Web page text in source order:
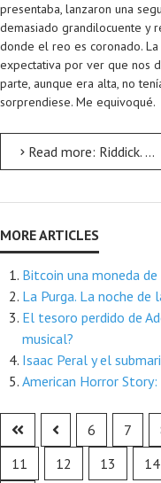
presentaba, lanzaron una
demasiado grandilocuente y
donde el reo es coronado.
expectativa por ver que nos
parte, aunque era alta, no
sorprendiese. Me equivoqué.
Read more: Riddick. Las Crónicas de Riddick 3. Review
Bitcoin una moneda de
La Purga. La noche de
El tesoro perdido de
musical?
Isaac Peral y el
American Horror
6 7
11
12 13 14